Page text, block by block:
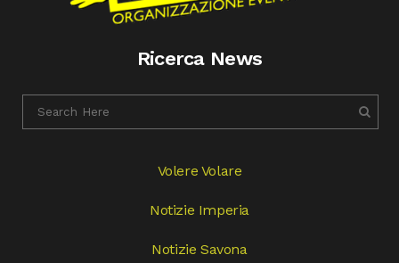
Ricerca News
Volere Volare
Notizie Imperia
Notizie Savona